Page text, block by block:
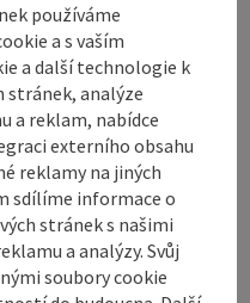
Vytisknout
V okolí
Navrhnout změnu
používáme
a s vaším
a další technologie k
stránek, analýze
a reklam, nabídce
externího obsahu
reklamy na jiných
sdílíme informace o
stránek s našimi
a analýzy. Svůj
soubory cookie